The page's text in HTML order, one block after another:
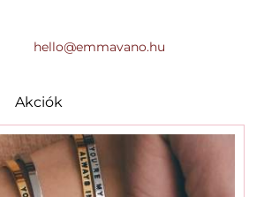
hello@emmavano.hu
Akciók